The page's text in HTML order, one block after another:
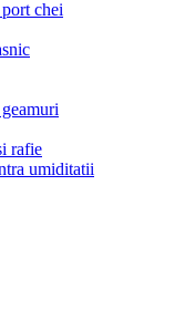
chei
rafie
umiditatii